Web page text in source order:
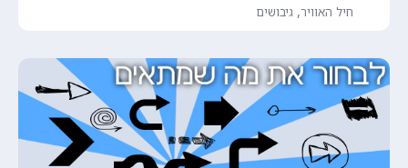
חיל האוויר, גיבושים